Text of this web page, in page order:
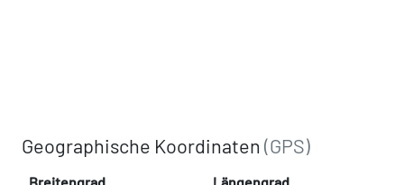
Geographische Koordinaten(GPS)